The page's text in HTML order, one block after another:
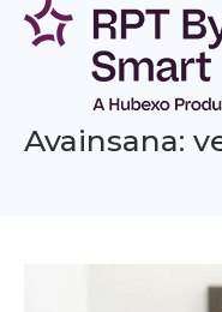
Siirry
sisältöön
Avainsana: